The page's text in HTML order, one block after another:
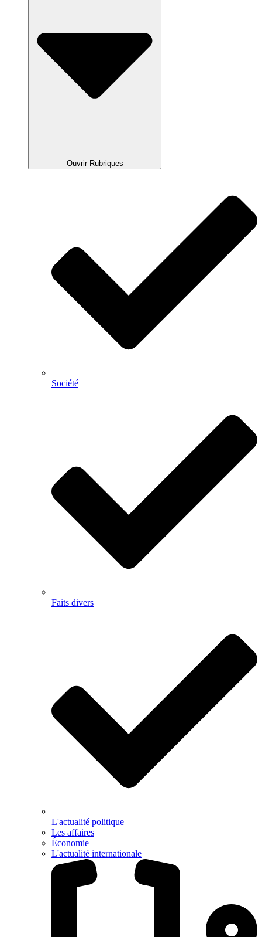
Ouvrir Rubriques
Société
Faits divers
L'actualité politique
Les affaires
Économie
L'actualité internationale